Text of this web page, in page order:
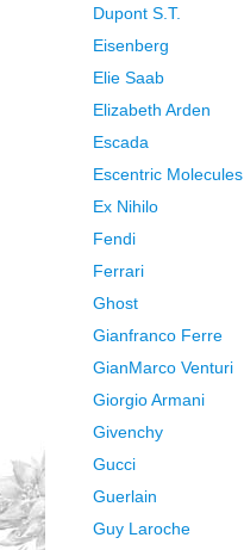
Dupont S.T.
Eisenberg
Elie Saab
Elizabeth Arden
Escada
Escentric Molecules
Ex Nihilo
Fendi
Ferrari
Ghost
Gianfranco Ferre
GianMarco Venturi
Giorgio Armani
Givenchy
Gucci
Guerlain
Guy Laroche